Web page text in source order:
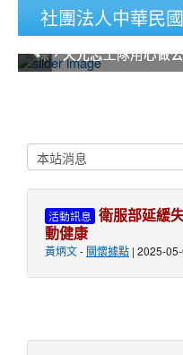
社團法人中華民
關於天元
2020年天元慈善功德會
粽，天元志工隊用心做
2020年天元慈善功德會
粽，天元志工隊用心做
活動訊息 衛服部延緩
動健康
黃炳文- 關懷據點 | 2025-